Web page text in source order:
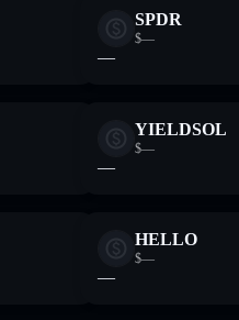
SPDR
$—
—
YIELDSOL
$—
—
HELLO
$—
—